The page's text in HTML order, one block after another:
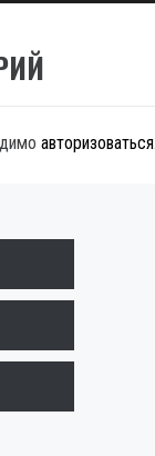
авторизоваться.